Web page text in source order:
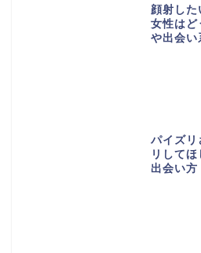
顔射した
女性はど
や出会い
パイズリ
リして
出会い方